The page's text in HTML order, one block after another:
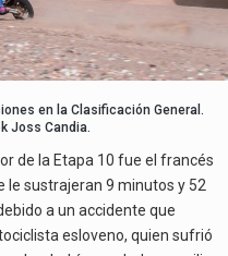
en la Clasificación General.
Joss Candia.
de la Etapa 10 fue el francés
le sustrajeran 9 minutos y 52
a un accidente que
esloveno, quien sufrió